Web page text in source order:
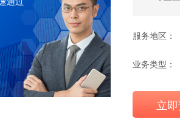
服务地区：
业务类型：
立